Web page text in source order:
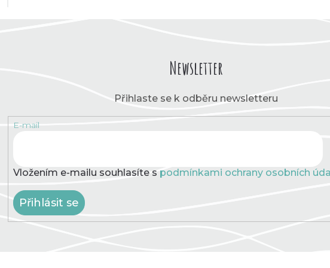
Newsletter
Přihlaste se k odběru newsletteru
E-mail
Vložením e-mailu souhlasíte s podmínkami ochrany osobních
Přihlásit se